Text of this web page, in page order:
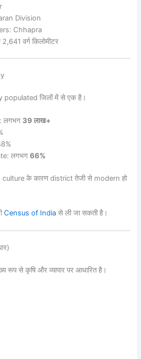
Division
Chhapra
वर्ग किलोमीटर
populated जिलों में से एक है।
लगभग 39 लाख+
लगभग66%
culture के कारण district तेजी से modern हो
Census of India से ली जा सकती है।
रूप से कृषि और व्यापार पर आधारित है।